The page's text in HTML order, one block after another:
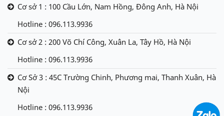
Cơ sở 1 : 100 Cầu Lớn, Nam Hồng, Đông Anh, Hà Nội
Hotline : 096.113.9936
Cơ sở 2 : 200 Võ Chí Công, Xuân La, Tây Hồ, Hà Nội
Hotline : 096.113.9936
Cơ Sở 3 : 45C Trường Chinh, Phương mai, Thanh Xuân, Hà
Nội
Hotline : 096.113.9936